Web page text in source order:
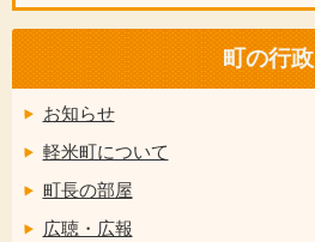
町の行政
お知らせ
軽米町について
町長の部屋
広聴・広報